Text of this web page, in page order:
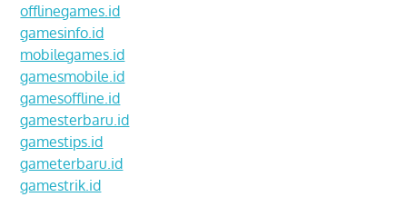
offlinegames.id
gamesinfo.id
mobilegames.id
gamesmobile.id
gamesoffline.id
gamesterbaru.id
gamestips.id
gameterbaru.id
gamestrik.id